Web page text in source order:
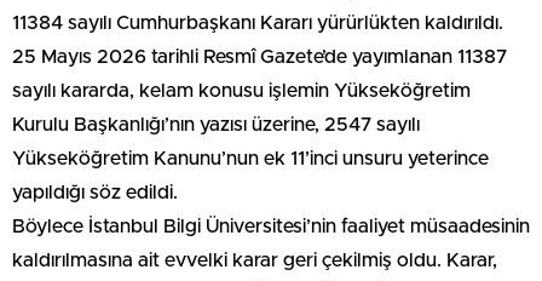
11384 sayılı Cumhurbaşkanı Kararı yürürlükten kaldırıldı.
25 Mayıs 2026 tarihli Resmî Gazete’de yayımlanan 11387
sayılı kararda, kelam konusu işlemin Yükseköğretim
Kurulu Başkanlığı’nın yazısı üzerine, 2547 sayılı
Yükseköğretim Kanunu’nun ek 11’inci unsuru yeterince
yapıldığı söz edildi.
Böylece İstanbul Bilgi Üniversitesi’nin faaliyet müsaadesinin
kaldırılmasına ait evvelki karar geri çekilmiş oldu. Karar,